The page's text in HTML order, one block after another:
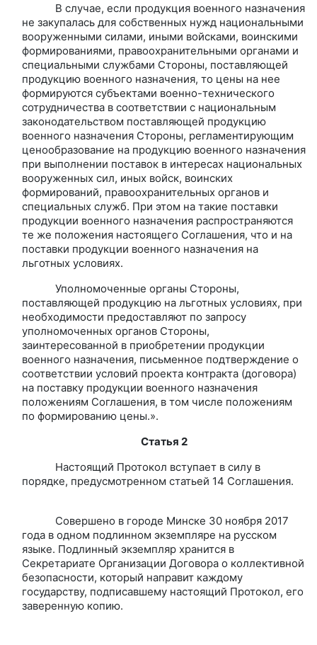
В случае, если продукция военного назначения
не закупалась для собственных нужд национальными
вооруженными силами, иными войсками, воинскими
формированиями, правоохранительными органами и
специальными службами Стороны, поставляющей
продукцию военного назначения, то цены на нее
формируются субъектами военно-технического
сотрудничества в соответствии с национальным
законодательством поставляющей продукцию
военного назначения Стороны, регламентирующим
ценообразование на продукцию военного назначения
при выполнении поставок в интересах национальных
вооруженных сил, иных войск, воинских
формирований, правоохранительных органов и
специальных служб. При этом на такие поставки
продукции военного назначения распространяются
те же положения настоящего Соглашения, что и на
поставки продукции военного назначения на
льготных условиях.
Уполномоченные органы Стороны,
поставляющей продукцию на льготных условиях, при
необходимости предоставляют по запросу
уполномоченных органов Стороны,
заинтересованной в приобретении продукции
военного назначения, письменное подтверждение о
соответствии условий проекта контракта (договора)
на поставку продукции военного назначения
положениям Соглашения, в том числе положениям
по формированию цены.».
Статья 2
Настоящий Протокол вступает в силу в
порядке, предусмотренном статьей 14 Соглашения.
Совершено в городе Минске 30 ноября 2017
года в одном подлинном экземпляре на русском
языке. Подлинный экземпляр хранится в
Секретариате Организации Договора о коллективной
безопасности, который направит каждому
государству, подписавшему настоящий Протокол, его
заверенную копию.